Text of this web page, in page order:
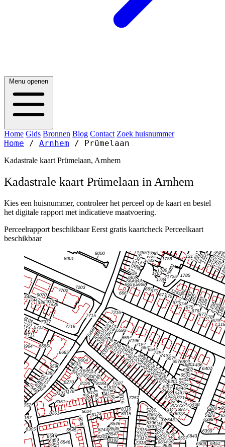
Menu openen
Home Gids Bronnen Blog Contact Zoek huisnummer
Home / Arnhem / Prümelaan
Kadastrale kaart Prümelaan, Arnhem
Kadastrale kaart Prümelaan in Arnhem
Kies een huisnummer, controleer het perceel op de kaart en bestel
het digitale rapport met indicatieve maatvoering.
Perceelrapport beschikbaar Eerst gratis kaartcheck Perceelkaart
beschikbaar